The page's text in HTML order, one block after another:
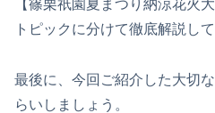
【篠栗祇園夏まつり納涼花火
トピックに分けて徹底解説して
最後に、今回ご紹介した大切
らいしましょう。